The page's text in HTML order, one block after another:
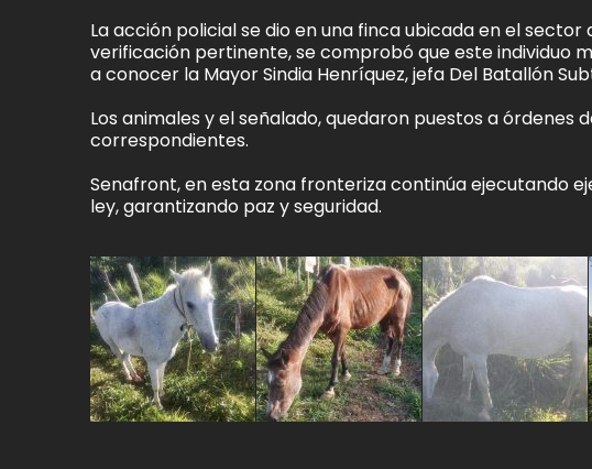
La acción policial se dio en una finca ubicada en el
verificación pertinente, se comprobó que este individuo
a conocer la Mayor Sindia Henríquez, jefa Del Batallón
Los animales y el señalado, quedaron puestos a órdenes
correspondientes.
Senafront, en esta zona fronteriza continúa ejecutando
ley, garantizando paz y seguridad.